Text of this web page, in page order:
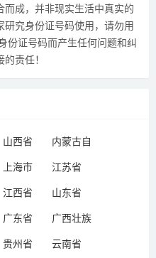
成，并非现实生活中真实的
究身份证号码使用，请勿用
份证号码而产生任何问题和纠
责任！
山西省
内蒙古自
治区
上海市
江苏省
江西省
山东省
广东省
广西壮族
自治区
贵州省
云南省